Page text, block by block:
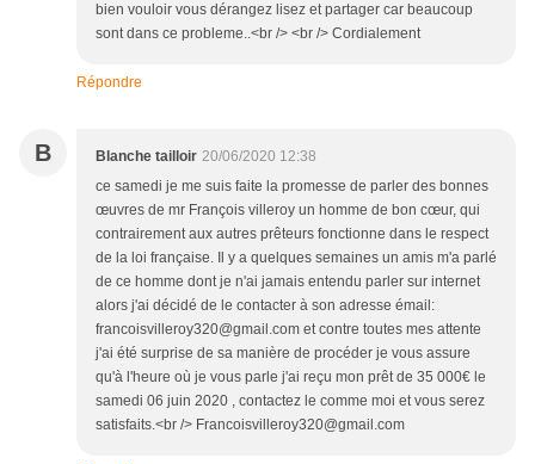
bien vouloir vous dérangez lisez et partager car beaucoup
sont dans ce probleme..<br /> <br /> Cordialement
Répondre
B Blanche tailloir 20/06/2020 12:38
ce samedi je me suis faite la promesse de parler des bonnes
œuvres de mr François villeroy un homme de bon cœur, qui
contrairement aux autres prêteurs fonctionne dans le respect
de la loi française. Il y a quelques semaines un amis m'a parlé
de ce homme dont je n'ai jamais entendu parler sur internet
alors j'ai décidé de le contacter à son adresse émail:
francoisvilleroy320@gmail.com et contre toutes mes attente
j'ai été surprise de sa manière de procéder je vous assure
qu'à l'heure où je vous parle j'ai reçu mon prêt de 35 000€ le
samedi 06 juin 2020 , contactez le comme moi et vous serez
satisfaits.<br /> Francoisvilleroy320@gmail.com